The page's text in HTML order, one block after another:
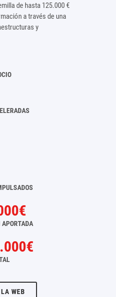
de hasta 125.000 €
a través de una
y
WEB